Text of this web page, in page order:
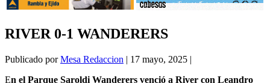
RIVER 0-1 WANDERERS
Publicado porMesa Redaccion | 17 mayo, 2025 |
En el Parque Saroldi Wanderers venció a River con Leandro